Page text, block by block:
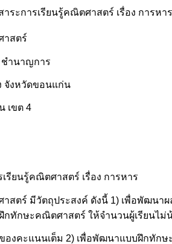
ระการเรียนรู้คณิตศาสตร์ เรื่อง การหาร
าสตร์
ชำนาญการ
จังหวัดขอนแก่น
เขต 4
รียนรู้คณิตศาสตร์ เรื่อง การหาร
ตร์ มีวัตถุประสงค์ ดังนี้ 1) เพื่อพัฒนา
กทักษะคณิตศาสตร์ ให้จำนวนผู้เรียนไม่
องคะแนนเต็ม 2) เพื่อพัฒนาแบบฝึกทัก